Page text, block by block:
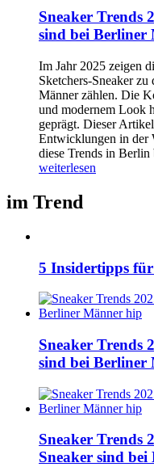
Sneaker Trends
sind bei Berliner
Im Jahr 2025 zeigen
Sketchers-Sneaker
Männer zählen. Die
und modernem Look
geprägt. Dieser
Entwicklungen in der
diese Trends in
weiterlesen
im Trend
5 Insidertipps
Sneaker Trends
sind bei Berliner
Sneaker Trends
Sneaker sind